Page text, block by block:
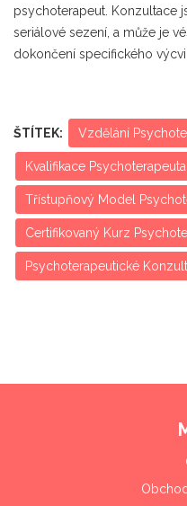
psychoterapeut. Konzultace
seriálové sezení, a může je
dokončení specifického
ŠTÍTEK: Vzdělání
Kvalifikace Psychoterapeuta
Třístupňový Model
Certifikovaný Kurz
Psychoterapeutické